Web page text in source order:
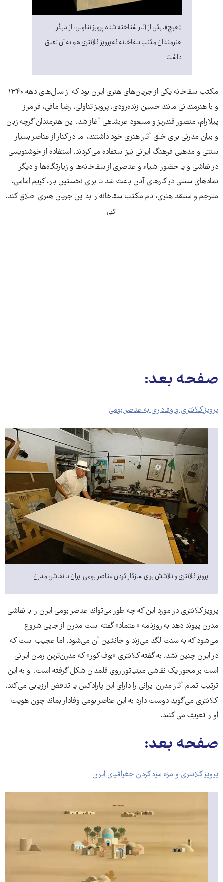
«هیچ»، یکی از آثار شناخته شده پرویز تناولی، از دیگر
هنرمندان مکتب سقاخانه که پرویز کلانتری هم به آن تعلق
داشت
مکتب سقاخانه یکی از جریان‌های هنری ایران بود که از سال‌های دهه ۱۳۴۰
و با هنرمندانی مانند حسین زنده‌رودی، پرویز تناولی، رضا مافی، فرامرز
پیلارام، منصور قندریز و مسعود عربشاهی آغاز شد. این هنرمندان گرچه زبان
و بیان مدرنی برای خلق آثار هنری خود داشتند، اما در کنار از عناصر بسیار
سنتی و مذهبی فرهنگ ایرانی نیز استفاده می‌کردند. استفاده از خوشنویسی
در نقاشی و یا حضور اشیاء و عناصری از سقاخانه‌ها و زیارتگاه‌ها و دیگر
نمادهای سنتی در کارهای آنان باعث شد تا برای نخستین بار، کریم امامی،
مترجم و منتقد هنری، نام مکتب سقاخانه را به این جریان هنری اطلاق کند.
آگهی
صفحه بعد:
پرویز کلانتری و وفاداری به عناصر بومی
پرویز کلانتری و تلاشش برای سازگار کردن عناصر بومی ایران با نقاشی مدرن
پرویز کلانتری در مورد این که چه طور می‌تواند عناصر بومی ایران را با نقاشی
مدرن پیوند دهد به روزنامه «اعتماد» گفته است مدرن از جایی شروع
می‌شود که به سنت لگد می‌زند و جانشین آن می‌شود. اما عجیب است که
در ایران چنین نشد. به گفته کلانتری «بوف کور» که مدرن‌ترین رمان ایرانی
است بر محور یک نقاشی مینیاتور روی قلمدان شکل گرفته است. او به این
ترتیب تمام آثار مدرن ایرانی را دارای این پارادکس یا تناقض ارزیابی می‌کند.
کلانتری می‌‌گوید دوست دارد به این عناصر بومی وفادار بماند چون هویت
او را تعریف می کنند.
صفحه بعد:
پرویز کلانتری و مزه مزه کردن جغرافیای ایران